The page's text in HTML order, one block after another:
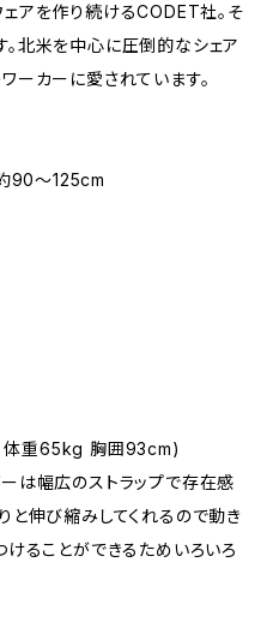
アを作り続けるCODET社。そ
北米を中心に圧倒的なシェア
ーカーに愛されています。
90～125cm
体重65kg 胸囲93cm)
は幅広のストラップで存在感
と伸び縮みしてくれるので動き
けることができるためいろいろ